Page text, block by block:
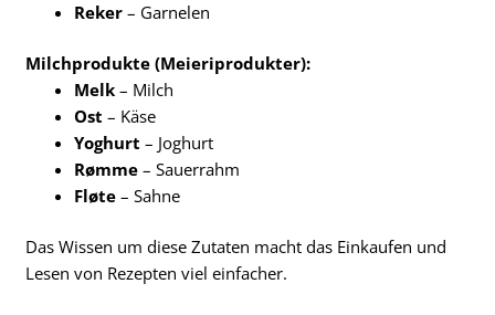
Reker – Garnelen
Milchprodukte (Meieriprodukter):
Melk – Milch
Ost – Käse
Yoghurt – Joghurt
Rømme – Sauerrahm
Fløte – Sahne
Das Wissen um diese Zutaten macht das Einkaufen und
Lesen von Rezepten viel einfacher.